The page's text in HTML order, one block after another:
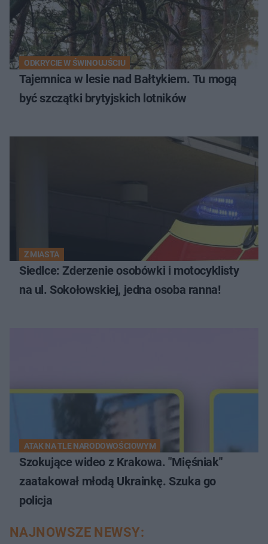
ODKRYCIE W ŚWINOUJŚCIU
Tajemnica w lesie nad Bałtykiem. Tu mogą
być szczątki brytyjskich lotników
Z MIASTA
Siedlce: Zderzenie osobówki i motocyklisty
na ul. Sokołowskiej, jedna osoba ranna!
ATAK NA TLE NARODOWOŚCIOWYM
Szokujące wideo z Krakowa. "Mięśniak"
zaatakował młodą Ukrainkę. Szuka go
policja
NAJNOWSZE NEWSY: